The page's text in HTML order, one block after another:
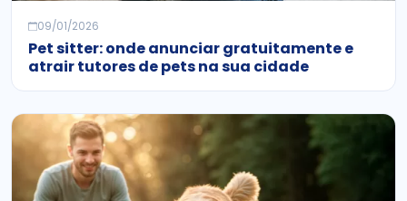
09/01/2026
Pet sitter: onde anunciar gratuitamente e
atrair tutores de pets na sua cidade